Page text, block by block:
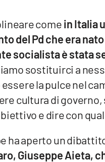
comein Italia
del Pd che era
socialista è stata
sostituirci a
la pulce nel
cultura di
e dire con
ha aperto un
Giuseppe Aieta,